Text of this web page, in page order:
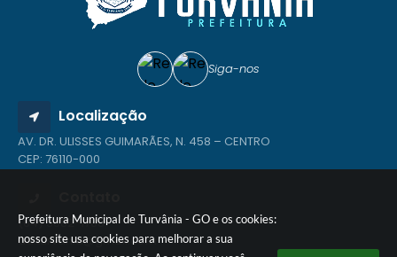
Prefeitura Municipal de Turvânia - GO e os cookies:
nosso site usa cookies para melhorar a sua
Siga-nos
Localização
AV. DR. ULISSES GUIMARÃES, N. 458 – CENTRO
CEP: 76110-000
(64) 3682-1768
ad.turvania@gmail.com